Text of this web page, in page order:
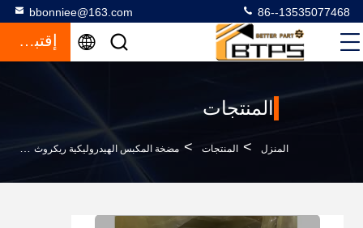
bbonniee@163.com 86--13535077468
إقتباس
المنتجات
المنزل > المنتجات > مضخة المكبس الهيدروليكية ريكروث >